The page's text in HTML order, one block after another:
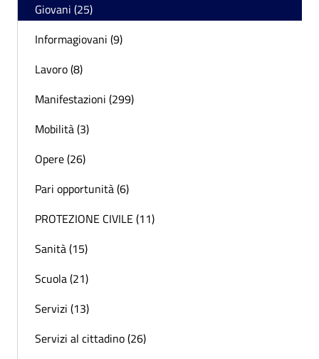
Giovani (25)
Informagiovani (9)
Lavoro (8)
Manifestazioni (299)
Mobilità (3)
Opere (26)
Pari opportunità (6)
PROTEZIONE CIVILE (11)
Sanità (15)
Scuola (21)
Servizi (13)
Servizi al cittadino (26)